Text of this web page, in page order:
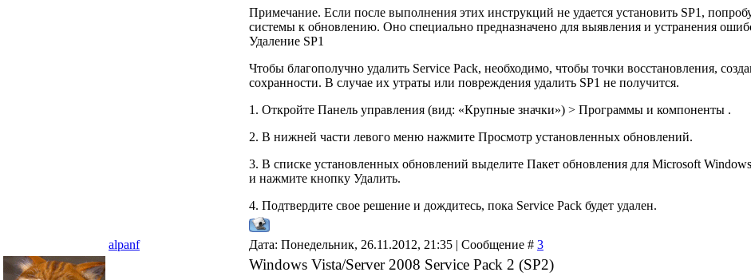
Примечание. Если после выполнения этих инструкций не удается установить SP1,
системы к обновлению. Оно специально предназначено для выявления и устранения
Удаление SP1
Чтобы благополучно удалить Service Pack, необходимо, чтобы точки восстановления,
сохранности. В случае их утраты или повреждения удалить SP1 не получится.
1. Откройте Панель управления (вид: «Крупные значки») > Программы и компоненты .
2. В нижней части левого меню нажмите Просмотр установленных обновлений.
3. В списке установленных обновлений выделите Пакет обновления для Microsoft
и нажмите кнопку Удалить.
4. Подтвердите свое решение и дождитесь, пока Service Pack будет удален.
alpanf Дата: Понедельник, 26.11.2012, 21:35 | Сообщение # 3
Windows Vista/Server 2008 Service Pack 2 (SP2)